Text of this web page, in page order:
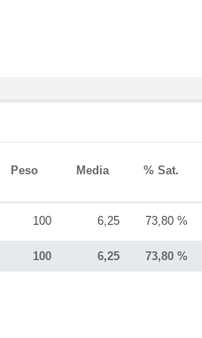
Peso Media % Sat.
100 6,25 73,80 %
100 6,25 73,80 %